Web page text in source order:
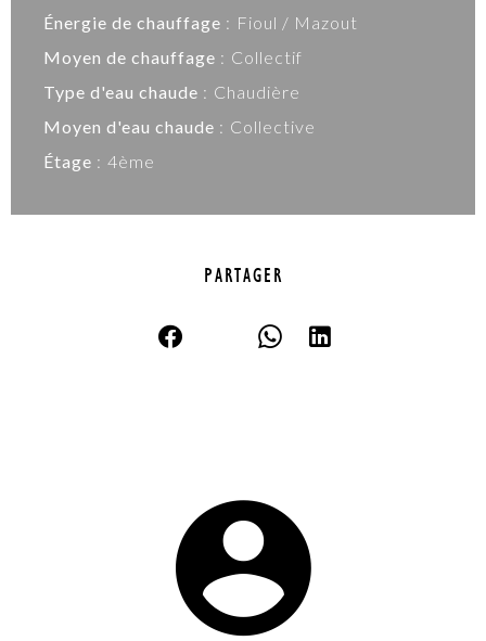
Énergie de chauffage
Fioul / Mazout
Moyen de chauffage
Collectif
Type d'eau chaude
Chaudière
Moyen d'eau chaude
Collective
Étage
4ème
PARTAGER